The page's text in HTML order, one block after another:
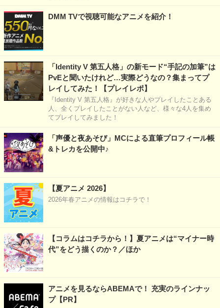
DMM TVで視聴可能なアニメを紹介！
「Identity V 第五人格」の新モード“手記の加筆”は
PvEと聞いたけれど…実際どうなの？集まってプ
レイしてみた！【プレイレポ】
『Identity V 第五人格』が好きな人やプレイしたことある
人、全くプレイしたことがない人など、様々な4人を集め
てプレイしてみました！
「声優と夜あそび」MCによる直筆プロフィール帳
&トレカを公開中♪
【夏アニメ 2026】
2026年春アニメの情報はコチラで！
【コラムはコチラから！】夏アニメは“マイナー時
代”をどう描くのか？／ほか
アニメを見るならABEMAで！ 充実のラインナッ
プ【PR】